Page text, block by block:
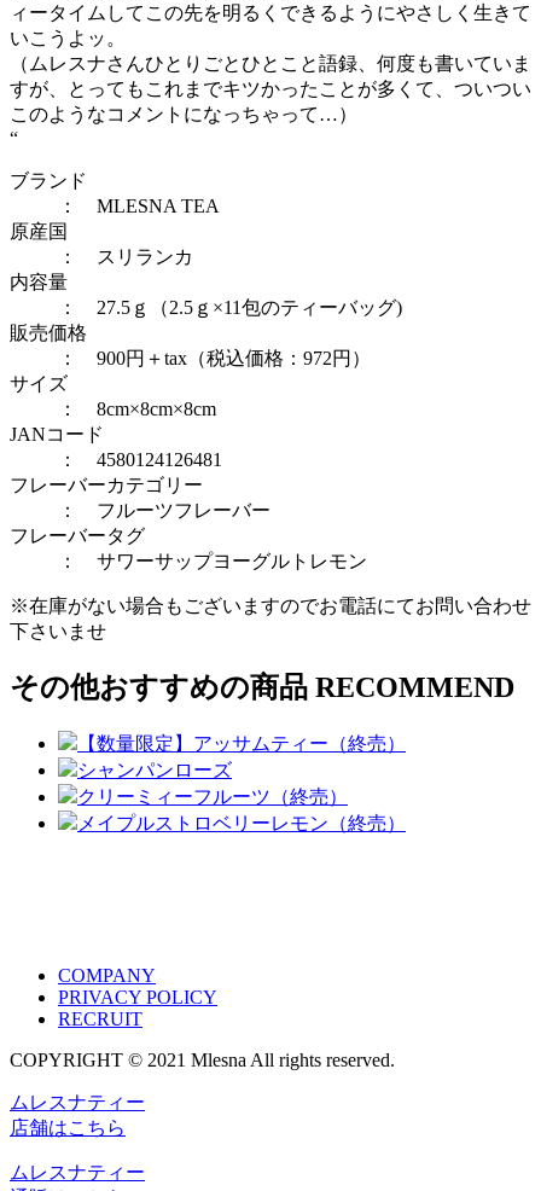
ィータイムしてこの先を明るくできるようにやさしく生きて
いこうよッ。
（ムレスナさんひとりごとひとこと語録、何度も書いていま
すが、とってもこれまでキツかったことが多くて、ついつい
このようなコメントになっちゃって…）
“
ブランド
： MLESNA TEA
原産国
： スリランカ
内容量
： 27.5ｇ（2.5ｇ×11包のティーバッグ)
販売価格
： 900円＋tax（税込価格：972円）
サイズ
： 8cm×8cm×8cm
JANコード
： 4580124126481
フレーバーカテゴリー
： フルーツフレーバー
フレーバータグ
： サワーサップヨーグルト レモン
※在庫がない場合もございますのでお電話にてお問い合わせ
下さいませ
その他おすすめの商品 RECOMMEND
【数量限定】アッサムティー（終売）
シャンパンローズ
クリーミィーフルーツ（終売）
メイプルストロベリーレモン（終売）
COMPANY
PRIVACY POLICY
RECRUIT
COPYRIGHT © 2021 Mlesna All rights reserved.
ムレスナティー
店舗はこちら
ムレスナティー